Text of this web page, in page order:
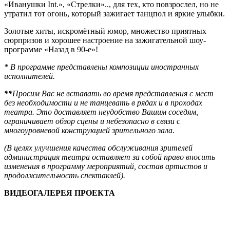
«Иванушки Int.», «Стрелки».., для тех, кто повзрослел, но не
утратил тот огонь, который зажигает танцпол и яркие улыбки.
Золотые хиты, искромётный юмор, множество приятных
сюрпризов и хорошее настроение на зажигательной шоу-
программе «Назад в 90-е»!
* В программе представлены композиции иностранных
исполнителей.
**Просим Вас не вставать во время представления с мест
без необходимости и не танцевать в рядах и в проходах
театра. Это доставляет неудобство Вашим соседям,
ограничивает обзор сцены и небезопасно в связи с
многоуровневой конструкцией зрительного зала.
(В целях улучшения качества обслуживания зрителей
администрация театра оставляет за собой право вносить
изменения в программу мероприятий, состав артистов и
продолжительность спектаклей).
ВИДЕОГАЛЕРЕЯ ПРОЕКТА